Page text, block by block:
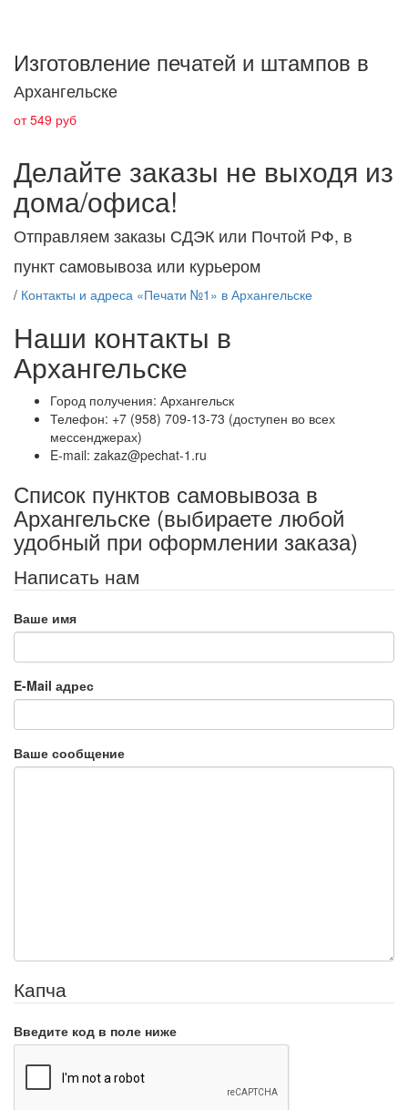
Изготовление печатей и штампов в
Архангельске
от 549 руб
Делайте заказы не выходя из
дома/офиса!
Отправляем заказы СДЭК или Почтой РФ, в
пункт самовывоза или курьером
/ Контакты и адреса «Печати №1» в Архангельске
Наши контакты в
Архангельске
Город получения: Архангельск
Телефон: +7 (958) 709-13-73 (доступен во всех
мессенджерах)
E-mail: zakaz@pechat-1.ru
Список пунктов самовывоза в
Архангельске (выбираете любой
удобный при оформлении заказа)
Написать нам
Ваше имя
E-Mail адрес
Ваше сообщение
Капча
Введите код в поле ниже